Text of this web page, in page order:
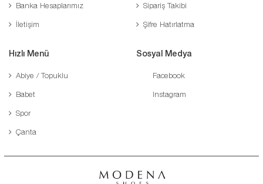
Banka Hesaplarımız
İletişim
Sipariş Takibi
Şifre Hatırlatma
Hızlı Menü
Abiye / Topuklu
Babet
Spor
Çanta
Sosyal Medya
Facebook
Instagram